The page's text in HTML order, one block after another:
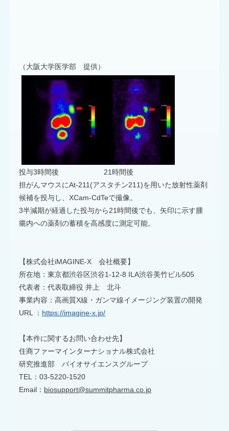
（大阪大学医学部 提供）
投与3時間後 21時間後
担がんマウスにAt-211(アスタチン211)を用いた放射性薬剤
候補を投与し、XCam-CdTeで撮像。
3半減期が経過した投与から21時間後でも、矢印に示す腫
瘍内への薬剤の蓄積を高感度に測定可能。
【株式会社iMAGINE-X 会社概要】
所在地：東京都渋谷区渋谷1-12-8 ILA渋谷美竹ビル505
代表者：代表取締役 井上 北斗
事業内容：高画質X線・ガンマ線イメージング装置の開発
URL ： https://imagine-x.jp/
【本件に関するお問い合わせ先】
住商ファーマインターナショナル株式会社
研究推進部 バイオサイエンスグループ
TEL：03-5220-1520
Email： biosupport@summitpharma.co.jp